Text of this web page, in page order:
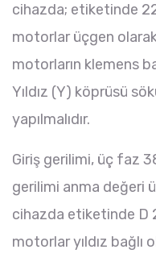
cihazda; etiketinde
motorlar üçgen olarak
motorların klemens
Yıldız (Y) köprüsü
yapılmalıdır.
Giriş gerilimi, üç faz
gerilimi anma değeri
cihazda etiketinde D
motorlar yıldız bağlı